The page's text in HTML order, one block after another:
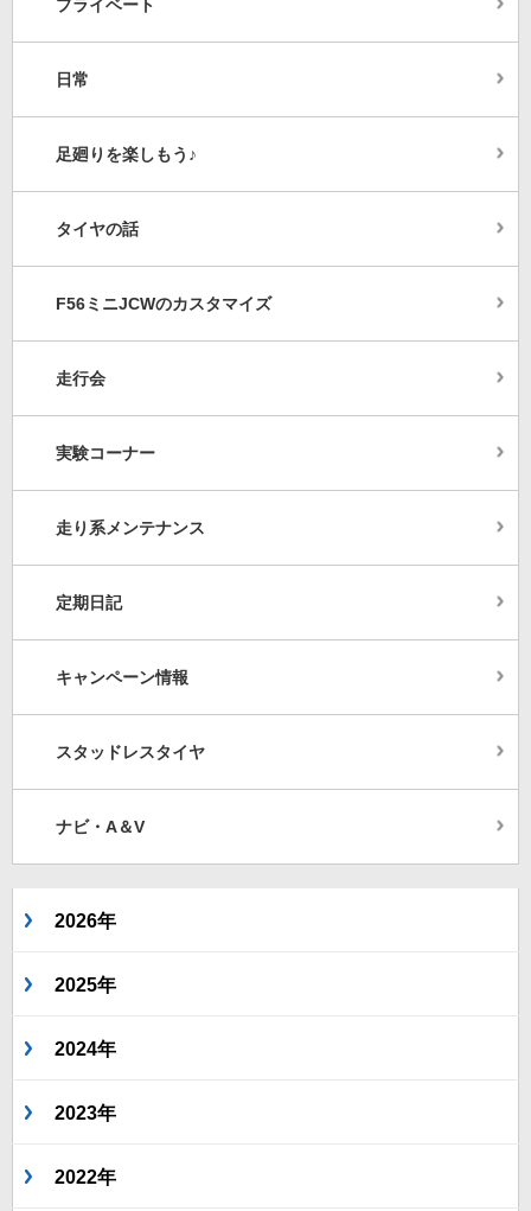
プライベート
日常
足廻りを楽しもう♪
タイヤの話
F56ミニJCWのカスタマイズ
走行会
実験コーナー
走り系メンテナンス
定期日記
キャンペーン情報
スタッドレスタイヤ
ナビ・A＆V
2026年
2025年
2024年
2023年
2022年